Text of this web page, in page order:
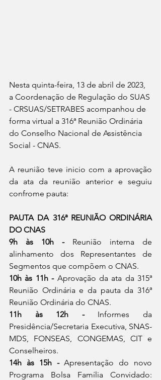
Nesta quinta-feira, 13 de abril de 2023,
a Coordenação de Regulação do SUAS
- CRSUAS/SETRABES acompanhou de
forma virtual a 316ª Reunião Ordinária
do Conselho Nacional de Assistência
Social - CNAS.
A reunião teve inicio com a aprovação
da ata da reunião anterior e seguiu
confrome pauta:
PAUTA DA 316ª REUNIÃO ORDINÁRIA
DO CNAS
9h às 10h - Reunião interna de
alinhamento dos Representantes de
Segmentos que compõem o CNAS.
10h às 11h - Aprovação da ata da 315ª
Reunião Ordinária e da pauta da 316ª
Reunião Ordinária do CNAS.
11h às 12h - Informes da
Presidência/Secretaria Executiva, SNAS-
MDS, FONSEAS, CONGEMAS, CIT e
Conselheiros.
14h às 15h - Apresentação do novo
Programa Bolsa Família Convidado: